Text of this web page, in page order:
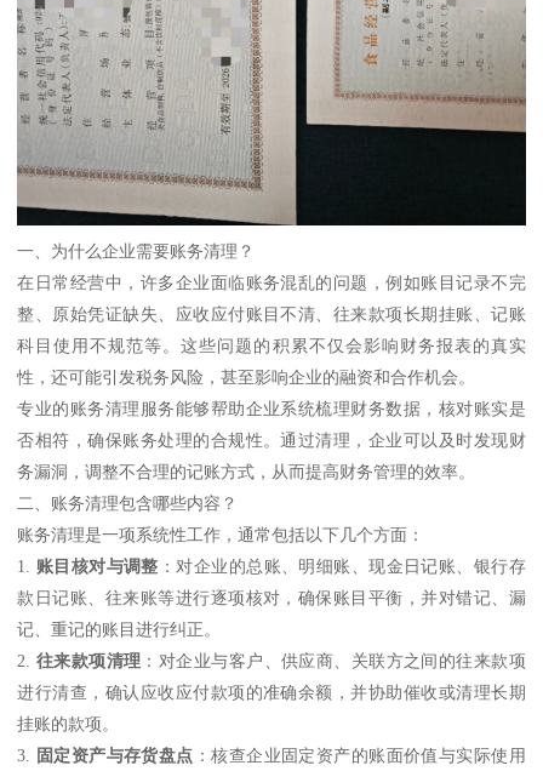
一、为什么企业需要账务清理？
在日常经营中，许多企业面临账务混乱的问题，例如账目记录不完
整、原始凭证缺失、应收应付账目不清、往来款项长期挂账、记账
科目使用不规范等。这些问题的积累不仅会影响财务报表的真实
性，还可能引发税务风险，甚至影响企业的融资和合作机会。
专业的账务清理服务能够帮助企业系统梳理财务数据，核对账实是
否相符，确保账务处理的合规性。通过清理，企业可以及时发现财
务漏洞，调整不合理的记账方式，从而提高财务管理的效率。
二、账务清理包含哪些内容？
账务清理是一项系统性工作，通常包括以下几个方面：
1. 账目核对与调整 ：对企业的总账、明细账、现金日记账、银行存
款日记账、往来账等进行逐项核对，确保账目平衡，并对错记、漏
记、重记的账目进行纠正。
2. 往来款项清理 ：对企业与客户、供应商、关联方之间的往来款项
进行清查，确认应收应付款项的准确余额，并协助催收或清理长期
挂账的款项。
3.
固定资产与存货盘点 ：核查企业固定资产的账面价值与实际使用